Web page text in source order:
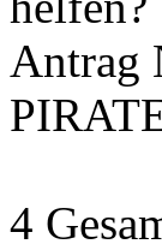
Antrag
4